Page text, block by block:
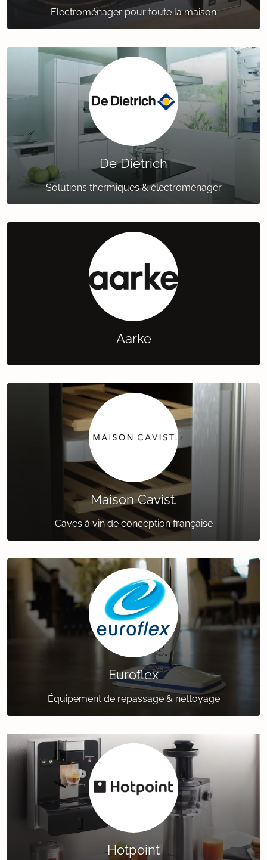
Électroménager pour toute la maison
De Dietrich
Solutions thermiques & électroménager
Aarke
Maison Cavist.
Caves à vin de conception française
Euroflex
Équipement de repassage & nettoyage
Hotpoint